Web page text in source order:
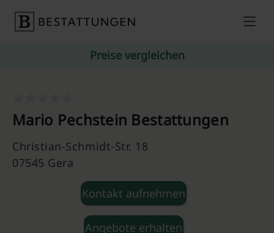
Preise vergleichen
Mario Pechstein Bestattungen
Christian-Schmidt-Str. 18
07545 Gera
Kontakt aufnehmen
Angebote erhalten